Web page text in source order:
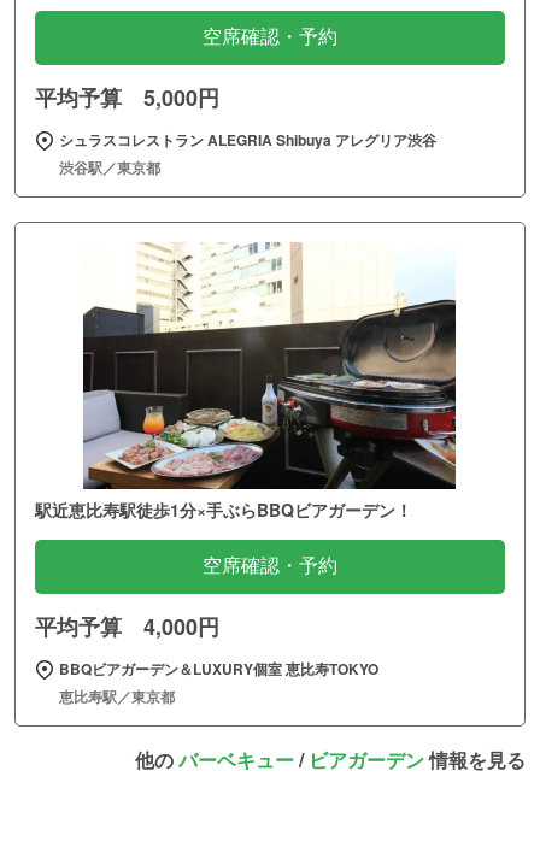
空席確認・予約
平均予算 5,000円
シュラスコレストラン ALEGRIA Shibuya アレグリア渋谷
渋谷駅／東京都
駅近恵比寿駅徒歩1分×手ぶらBBQビアガーデン！
空席確認・予約
平均予算 4,000円
BBQビアガーデン＆LUXURY個室 恵比寿TOKYO
恵比寿駅／東京都
他のバーベキュー/ ビアガーデン情報を見る